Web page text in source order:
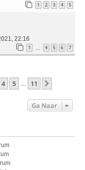
1 2 3 4 5
22:16
1 … 4 5 6 7
11
4 5 11
Ga Naar